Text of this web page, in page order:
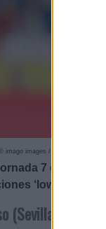
imago images / Pressinphoto
7 está en
‘low cost’
(Sevilla,